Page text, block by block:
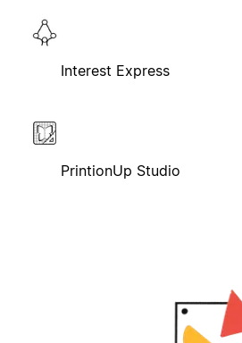
Interest Express
PrintionUp Studio